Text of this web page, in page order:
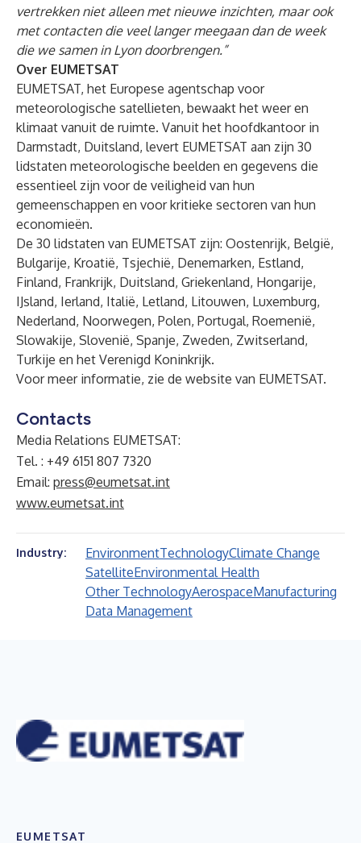
vertrekken niet alleen met nieuwe inzichten, maar ook
met contacten die veel langer meegaan dan de week
die we samen in Lyon doorbrengen.”
Over EUMETSAT
EUMETSAT, het Europese agentschap voor
meteorologische satellieten, bewaakt het weer en
klimaat vanuit de ruimte. Vanuit het hoofdkantoor in
Darmstadt, Duitsland, levert EUMETSAT aan zijn 30
lidstaten meteorologische beelden en gegevens die
essentieel zijn voor de veiligheid van hun
gemeenschappen en voor kritieke sectoren van hun
economieën.
De 30 lidstaten van EUMETSAT zijn: Oostenrijk, België,
Bulgarije, Kroatië, Tsjechië, Denemarken, Estland,
Finland, Frankrijk, Duitsland, Griekenland, Hongarije,
IJsland, Ierland, Italië, Letland, Litouwen, Luxemburg,
Nederland, Noorwegen, Polen, Portugal, Roemenië,
Slowakije, Slovenië, Spanje, Zweden, Zwitserland,
Turkije en het Verenigd Koninkrijk.
Voor meer informatie, zie de website van EUMETSAT.
Contacts
Media Relations EUMETSAT:
Tel. : +49 6151 807 7320
Email: press@eumetsat.int
www.eumetsat.int
Industry: EnvironmentTechnologyClimate Change
SatelliteEnvironmental Health
Other TechnologyAerospaceManufacturing
Data Management
EUMETSAT